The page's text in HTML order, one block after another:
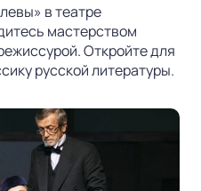
в театре
мастерством
Откройте для
русской литературы.